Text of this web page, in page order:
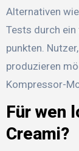
Alternativen
Tests durch
punkten.
produzieren
Kompressor-
Für wen
Creami?